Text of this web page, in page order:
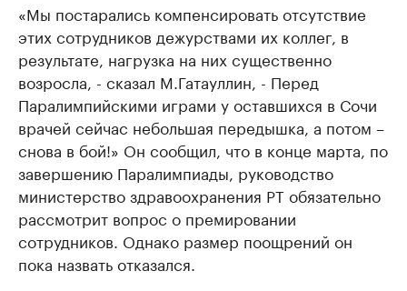
«Мы постарались компенсировать отсутствие
этих сотрудников дежурствами их коллег, в
результате, нагрузка на них существенно
возросла, - сказал М.Гатауллин, - Перед
Паралимпийскими играми у оставшихся в Сочи
врачей сейчас небольшая передышка, а потом –
снова в бой!» Он сообщил, что в конце марта, по
завершению Паралимпиады, руководство
министерство здравоохранения РТ обязательно
рассмотрит вопрос о премировании
сотрудников. Однако размер поощрений он
пока назвать отказался.